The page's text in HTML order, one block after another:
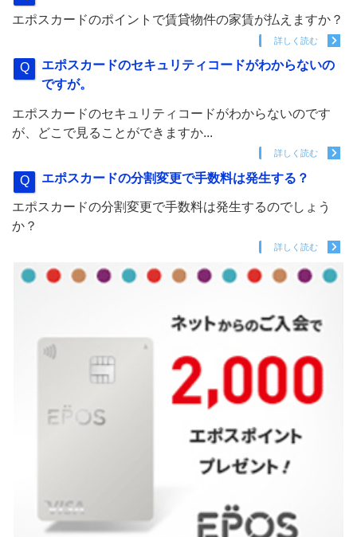
エポスカードのポイントで賃貸物件の家賃が払えますか？
詳しく読む
エポスカードのセキュリティコードがわからないの
ですが。
エポスカードのセキュリティコードがわからないのです
が、どこで見ることができますか...
詳しく読む
エポスカードの分割変更で手数料は発生する？
エポスカードの分割変更で手数料は発生するのでしょう
か？
詳しく読む